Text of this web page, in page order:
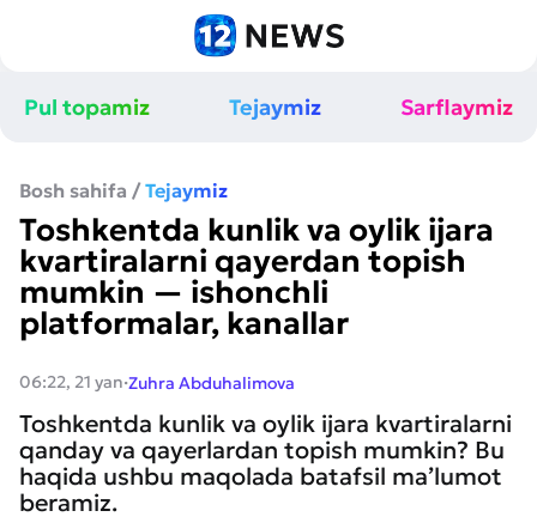
Pul topamiz Tejaymiz Sarflaymiz
Bosh sahifa / Tejaymiz
Toshkentda kunlik va oylik ijara
kvartiralarni qayerdan topish
mumkin — ishonchli
platformalar, kanallar
06:22, 21 yan·Zuhra Abduhalimova
Toshkentda kunlik va oylik ijara kvartiralarni
qanday va qayerlardan topish mumkin? Bu
haqida ushbu maqolada batafsil ma’lumot
beramiz.